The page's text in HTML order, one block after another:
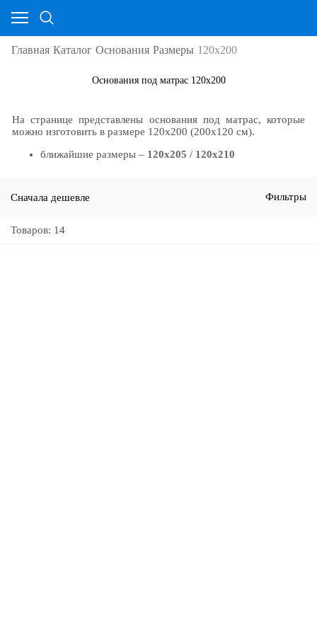
Главная Каталог Основания Размеры 120х200
Основания под матрас 120х200
На странице представлены основания под матрас, которые
можно изготовить в размере 120х200 (200х120 см).
ближайшие размеры – 120х205 / 120х210
Сначала дешевле Фильтры
Товаров: 14